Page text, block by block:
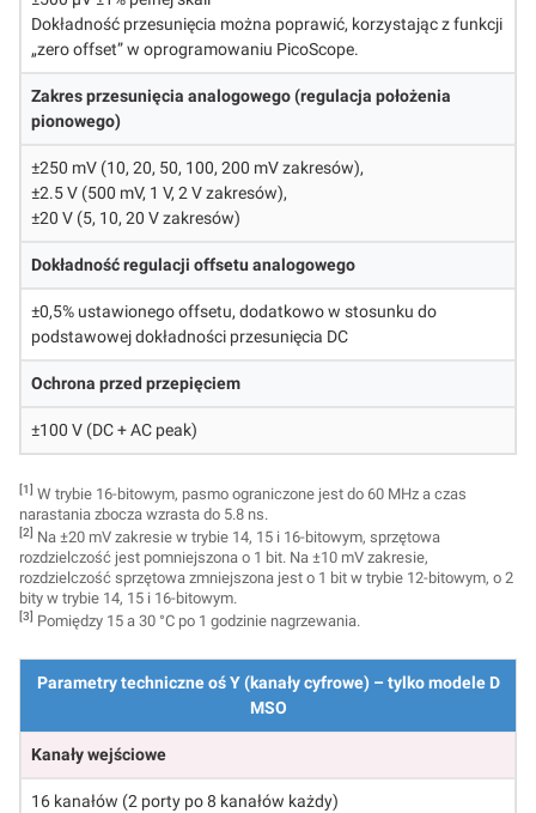
Dokładność przesunięcia można poprawić, korzystając z funkcji
„zero offset” w oprogramowaniu PicoScope.
Zakres przesunięcia analogowego (regulacja położenia
pionowego)
±250 mV (10, 20, 50, 100, 200 mV zakresów),
±2.5 V (500 mV, 1 V, 2 V zakresów),
±20 V (5, 10, 20 V zakresów)
Dokładność regulacji offsetu analogowego
±0,5% ustawionego offsetu, dodatkowo w stosunku do
podstawowej dokładności przesunięcia DC
Ochrona przed przepięciem
±100 V (DC + AC peak)
[1] W trybie 16-bitowym, pasmo ograniczone jest do 60 MHz a czas
narastania zbocza wzrasta do 5.8 ns.
[2] Na ±20 mV zakresie w trybie 14, 15 i 16-bitowym, sprzętowa
rozdzielczość jest pomniejszona o 1 bit. Na ±10 mV zakresie,
rozdzielczość sprzętowa zmniejszona jest o 1 bit w trybie 12-bitowym, o 2
bity w trybie 14, 15 i 16-bitowym.
[3] Pomiędzy 15 a 30 °C po 1 godzinie nagrzewania.
Parametry techniczne oś Y (kanały cyfrowe) – tylko modele D
MSO
Kanały wejściowe
16 kanałów (2 porty po 8 kanałów każdy)